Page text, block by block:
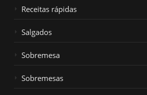
Receitas rápidas
Salgados
Sobremesa
Sobremesas